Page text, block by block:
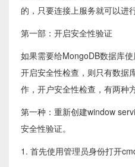
的，只要连接上服务就可以进
第一部：开启安全性验证
如果需要给MongoDB数据库
开启安全性检查，则只有数据
作，开户安全性检查，有两种
第一种：重新创建window
安全性验证。
1. 首先使用管理员身份打开